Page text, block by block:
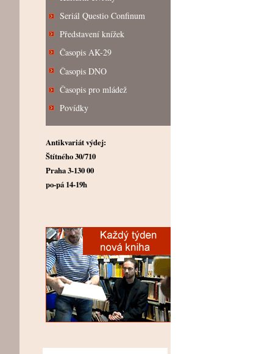
Seriál Questio Confinum
Představení knížek
Časopis AK-29
Časopis DNO
Časopis pro mládež
Povídky
Antikvariát výdej:
Štítného 30/710
Praha 3-130 00
po-pá 14-19h